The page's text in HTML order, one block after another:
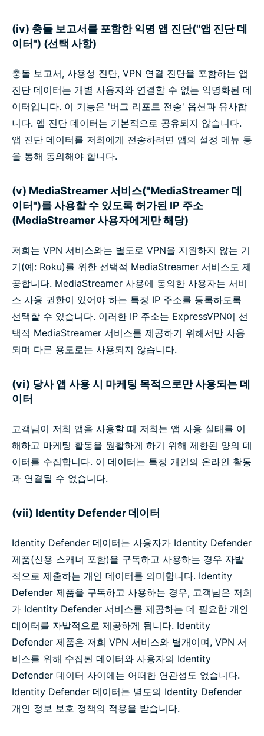
(iv) 충돌 보고서를 포함한 익명 앱 진단("앱 진단 데
이터") (선택 사항)
충돌 보고서, 사용성 진단, VPN 연결 진단을 포함하는 앱
진단 데이터는 개별 사용자와 연결할 수 없는 익명화된 데
이터입니다. 이 기능은 '버그 리포트 전송' 옵션과 유사합
니다. 앱 진단 데이터는 기본적으로 공유되지 않습니다.
앱 진단 데이터를 저희에게 전송하려면 앱의 설정 메뉴 등
을 통해 동의해야 합니다.
(v) MediaStreamer 서비스("MediaStreamer 데
이터")를 사용할 수 있도록 허가된 IP 주소
(MediaStreamer 사용자에게만 해당)
저희는 VPN 서비스와는 별도로 VPN을 지원하지 않는 기
기(예: Roku)를 위한 선택적 MediaStreamer 서비스도 제
공합니다. MediaStreamer 사용에 동의한 사용자는 서비
스 사용 권한이 있어야 하는 특정 IP 주소를 등록하도록
선택할 수 있습니다. 이러한 IP 주소는 ExpressVPN이 선
택적 MediaStreamer 서비스를 제공하기 위해서만 사용
되며 다른 용도로는 사용되지 않습니다.
(vi) 당사 앱 사용 시 마케팅 목적으로만 사용되는 데
이터
고객님이 저희 앱을 사용할 때 저희는 앱 사용 실태를 이
해하고 마케팅 활동을 원활하게 하기 위해 제한된 양의 데
이터를 수집합니다. 이 데이터는 특정 개인의 온라인 활동
과 연결될 수 없습니다.
(vii) Identity Defender 데이터
Identity Defender 데이터는 사용자가 Identity Defender
제품(신용 스캐너 포함)을 구독하고 사용하는 경우 자발
적으로 제출하는 개인 데이터를 의미합니다. Identity
Defender 제품을 구독하고 사용하는 경우, 고객님은 저희
가 Identity Defender 서비스를 제공하는 데 필요한 개인
데이터를 자발적으로 제공하게 됩니다. Identity
Defender 제품은 저희 VPN 서비스와 별개이며, VPN 서
비스를 위해 수집된 데이터와 사용자의 Identity
Defender 데이터 사이에는 어떠한 연관성도 없습니다.
Identity Defender 데이터는 별도의 Identity Defender
개인 정보 보호 정책의 적용을 받습니다.